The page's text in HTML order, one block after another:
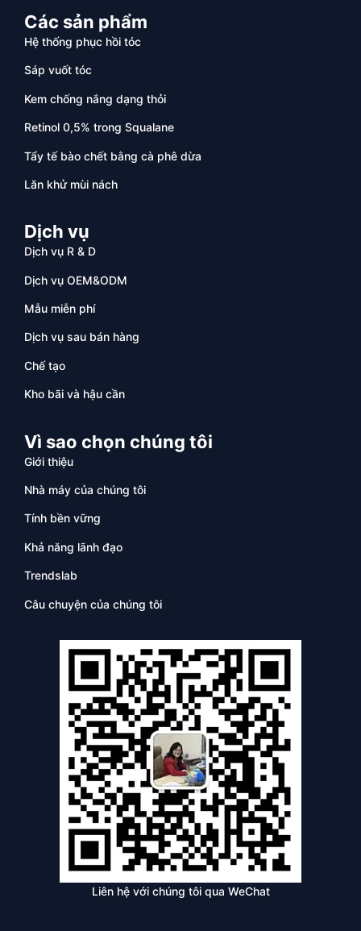
Các sản phẩm
Hệ thống phục hồi tóc
Sáp vuốt tóc
Kem chống nắng dạng thỏi
Retinol 0,5% trong Squalane
Tẩy tế bào chết bằng cà phê dừa
Lăn khử mùi nách
Dịch vụ
Dịch vụ R & D
Dịch vụ OEM&ODM
Mẫu miễn phí
Dịch vụ sau bán hàng
Chế tạo
Kho bãi và hậu cần
Vì sao chọn chúng tôi
Giới thiệu
Nhà máy của chúng tôi
Tính bền vững
Khả năng lãnh đạo
Trendslab
Câu chuyện của chúng tôi
Liên hệ với chúng tôi qua WeChat